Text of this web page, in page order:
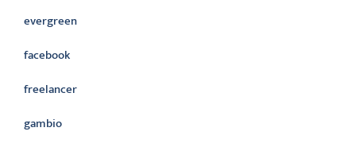
evergreen
facebook
freelancer
gambio